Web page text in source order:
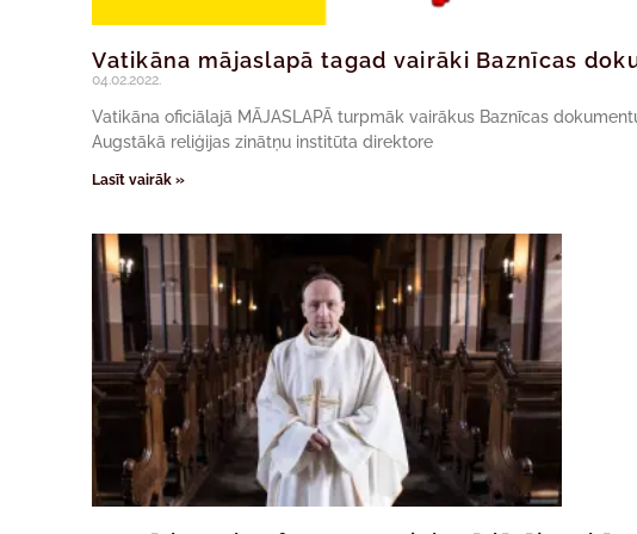
Vatikāna mājaslapā tagad vairāki Baznīcas
04.02.2022.
Vatikāna oficiālajā MĀJASLAPĀ turpmāk vairākus Baznīcas
Augstākā reliģijas zinātņu institūta direktore
Lasīt vairāk »